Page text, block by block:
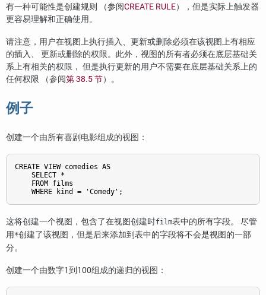
有一种可能性是创建规则 （参阅CREATE RULE），但是实际上触发器
更容易理解和正确使用。
请注意，用户在视图上执行插入、更新或删除必须在该视图上有相应
的插入、 更新或删除的权限。此外，视图的所有者必须在底层基础关
系上有相关的权限， 但是执行更新的用户不需要在底层基础关系上的
任何权限 （参阅第 38.5 节）。
例子
创建一个由所有喜剧电影组成的视图：
CREATE VIEW comedies AS
    SELECT *
    FROM films
    WHERE kind = 'Comedy';
这将创建一个视图，包含了在视图创建时film表中的所有字段。 尽管
用 *创建了该视图，但是后来添加到表中的字段将不会是视图的一部
分。
创建一个由数字1到100组成的递归的视图：